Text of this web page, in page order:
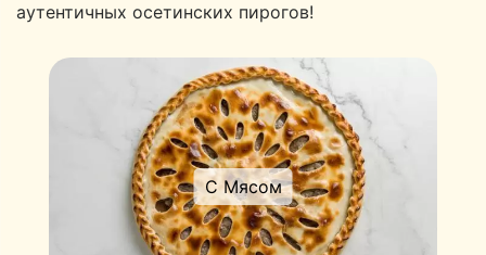
аутентичных осетинских пирогов!
С Мясом